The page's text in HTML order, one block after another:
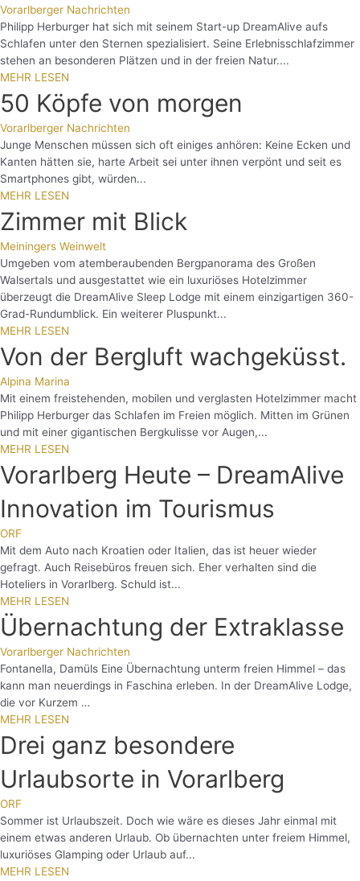
Vorarlberger Nachrichten
Philipp Herburger hat sich mit seinem Start-up DreamAlive aufs
Schlafen unter den Sternen spezialisiert. Seine Erlebnisschlafzimmer
stehen an besonderen Plätzen und in der freien Natur....
MEHR LESEN
50 Köpfe von morgen
Vorarlberger Nachrichten
Junge Menschen müssen sich oft einiges anhören: Keine Ecken und
Kanten hätten sie, harte Arbeit sei unter ihnen verpönt und seit es
Smartphones gibt, würden...
MEHR LESEN
Zimmer mit Blick
Meiningers Weinwelt
Umgeben vom atemberaubenden Bergpanorama des Großen
Walsertals und ausgestattet wie ein luxuriöses Hotelzimmer
überzeugt die DreamAlive Sleep Lodge mit einem einzigartigen 360-
Grad-Rundumblick. Ein weiterer Pluspunkt...
MEHR LESEN
Von der Bergluft wachgeküsst.
Alpina Marina
Mit einem freistehenden, mobilen und verglasten Hotelzimmer macht
Philipp Herburger das Schlafen im Freien möglich. Mitten im Grünen
und mit einer gigantischen Bergkulisse vor Augen,...
MEHR LESEN
Vorarlberg Heute – DreamAlive
Innovation im Tourismus
ORF
Mit dem Auto nach Kroatien oder Italien, das ist heuer wieder
gefragt. Auch Reisebüros freuen sich. Eher verhalten sind die
Hoteliers in Vorarlberg. Schuld ist...
MEHR LESEN
Übernachtung der Extraklasse
Vorarlberger Nachrichten
Fontanella, Damüls Eine Übernachtung unterm freien Himmel – das
kann man neuerdings in Faschina erleben. In der DreamAlive Lodge,
die vor Kurzem …
MEHR LESEN
Drei ganz besondere
Urlaubsorte in Vorarlberg
ORF
Sommer ist Urlaubszeit. Doch wie wäre es dieses Jahr einmal mit
einem etwas anderen Urlaub. Ob übernachten unter freiem Himmel,
luxuriöses Glamping oder Urlaub auf...
MEHR LESEN